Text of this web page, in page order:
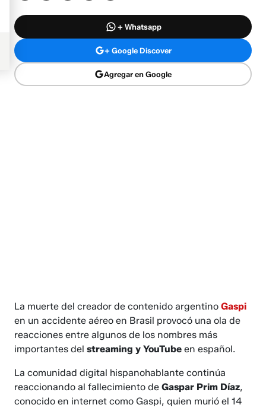
+ Whatsapp
+ Google Discover
Agregar en Google
La muerte del creador de contenido argentinoGaspi
en un accidente aéreo en Brasil provocó una ola de
reacciones entre algunos de los nombres más
importantes delstreaming y YouTube en español.
La comunidad digital hispanohablante continúa
reaccionando al fallecimiento deGaspar Prim Díaz,
conocido en internet como Gaspi, quien murió el 14